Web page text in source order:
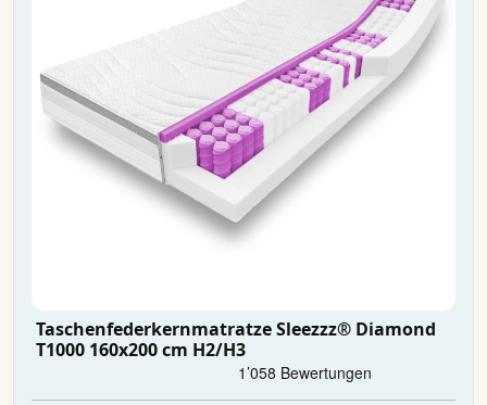
Taschenfederkernmatratze Sleezzz® Diamond
T1000 160x200 cm H2/H3